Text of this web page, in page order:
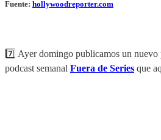
Fuente: hollywoodreporter.com
7️⃣ Ayer domingo publicamos un nuevo
podcast semanal Fuera de Series que